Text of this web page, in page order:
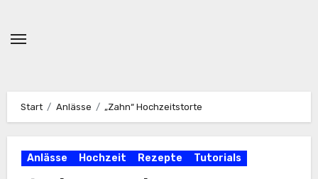
springen
Start Anlässe „Zahn“ Hochzeitstorte
Anlässe Hochzeit Rezepte Tutorials